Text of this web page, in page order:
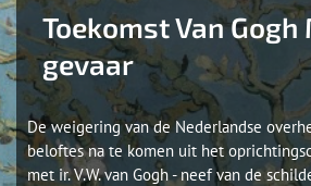
Toekomst Van
gevaar
De weigering van de Nederlandse
beloftes na te komen uit het
met ir. V.W. van Gogh - neef van de